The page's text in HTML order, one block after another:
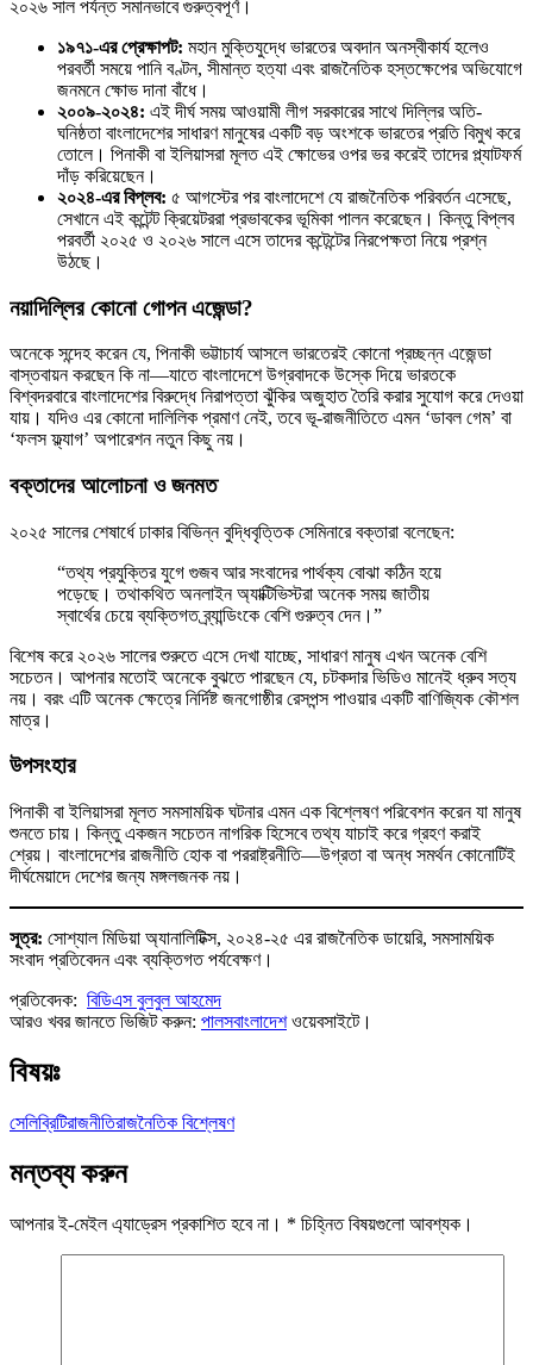
২০২৬ সাল পর্যন্ত সমানভাবে গুরুত্বপূর্ণ।
১৯৭১-এর প্রেক্ষাপট: মহান মুক্তিযুদ্ধে ভারতের অবদান অনস্বীকার্য হলেও
পরবর্তী সময়ে পানি বণ্টন, সীমান্ত হত্যা এবং রাজনৈতিক হস্তক্ষেপের অভিযোগে
জনমনে ক্ষোভ দানা বাঁধে।
২০০৯-২০২৪: এই দীর্ঘ সময় আওয়ামী লীগ সরকারের সাথে দিল্লির অতি-
ঘনিষ্ঠতা বাংলাদেশের সাধারণ মানুষের একটি বড় অংশকে ভারতের প্রতি বিমুখ করে
তোলে। পিনাকী বা ইলিয়াসরা মূলত এই ক্ষোভের ওপর ভর করেই তাদের প্ল্যাটফর্ম
দাঁড় করিয়েছেন।
২০২৪-এর বিপ্লব: ৫ আগস্টের পর বাংলাদেশে যে রাজনৈতিক পরিবর্তন এসেছে,
সেখানে এই কন্টেন্ট ক্রিয়েটররা প্রভাবকের ভূমিকা পালন করেছেন। কিন্তু বিপ্লব
পরবর্তী ২০২৫ ও ২০২৬ সালে এসে তাদের কন্টেন্টের নিরপেক্ষতা নিয়ে প্রশ্ন
উঠছে।
নয়াদিল্লির কোনো গোপন এজেন্ডা?
অনেকে সন্দেহ করেন যে, পিনাকী ভট্টাচার্য আসলে ভারতেরই কোনো প্রচ্ছন্ন এজেন্ডা
বাস্তবায়ন করছেন কি না—যাতে বাংলাদেশে উগ্রবাদকে উস্কে দিয়ে ভারতকে
বিশ্বদরবারে বাংলাদেশের বিরুদ্ধে নিরাপত্তা ঝুঁকির অজুহাত তৈরি করার সুযোগ করে দেওয়া
যায়। যদিও এর কোনো দালিলিক প্রমাণ নেই, তবে ভূ-রাজনীতিতে এমন ‘ডাবল গেম’ বা
‘ফলস ফ্ল্যাগ’ অপারেশন নতুন কিছু নয়।
বক্তাদের আলোচনা ও জনমত
২০২৫ সালের শেষার্ধে ঢাকার বিভিন্ন বুদ্ধিবৃত্তিক সেমিনারে বক্তারা বলেছেন:
“তথ্য প্রযুক্তির যুগে গুজব আর সংবাদের পার্থক্য বোঝা কঠিন হয়ে
পড়েছে। তথাকথিত অনলাইন অ্যাক্টিভিস্টরা অনেক সময় জাতীয়
স্বার্থের চেয়ে ব্যক্তিগত ব্র্যান্ডিংকে বেশি গুরুত্ব দেন।”
বিশেষ করে ২০২৬ সালের শুরুতে এসে দেখা যাচ্ছে, সাধারণ মানুষ এখন অনেক বেশি
সচেতন। আপনার মতোই অনেকে বুঝতে পারছেন যে, চটকদার ভিডিও মানেই ধ্রুব সত্য
নয়। বরং এটি অনেক ক্ষেত্রে নির্দিষ্ট জনগোষ্ঠীর রেসপন্স পাওয়ার একটি বাণিজ্যিক কৌশল
মাত্র।
উপসংহার
পিনাকী বা ইলিয়াসরা মূলত সমসাময়িক ঘটনার এমন এক বিশ্লেষণ পরিবেশন করেন যা মানুষ
শুনতে চায়। কিন্তু একজন সচেতন নাগরিক হিসেবে তথ্য যাচাই করে গ্রহণ করাই
শ্রেয়। বাংলাদেশের রাজনীতি হোক বা পররাষ্ট্রনীতি—উগ্রতা বা অন্ধ সমর্থন কোনোটিই
দীর্ঘমেয়াদে দেশের জন্য মঙ্গলজনক নয়।
সূত্র: সোশ্যাল মিডিয়া অ্যানালিটিক্স, ২০২৪-২৫ এর রাজনৈতিক ডায়েরি, সমসাময়িক
সংবাদ প্রতিবেদন এবং ব্যক্তিগত পর্যবেক্ষণ।
প্রতিবেদক: বিডিএস বুলবুল আহমেদ
আরও খবর জানতে ভিজিট করুন: পালসবাংলাদেশওয়েবসাইটে।
বিষয়ঃ
সেলিব্রিটিরাজনীতিরাজনৈতিক বিশ্লেষণ
মন্তব্য করুন
আপনার ই-মেইল এ্যাড্রেস প্রকাশিত হবে না। * চিহ্নিত বিষয়গুলো আবশ্যক।